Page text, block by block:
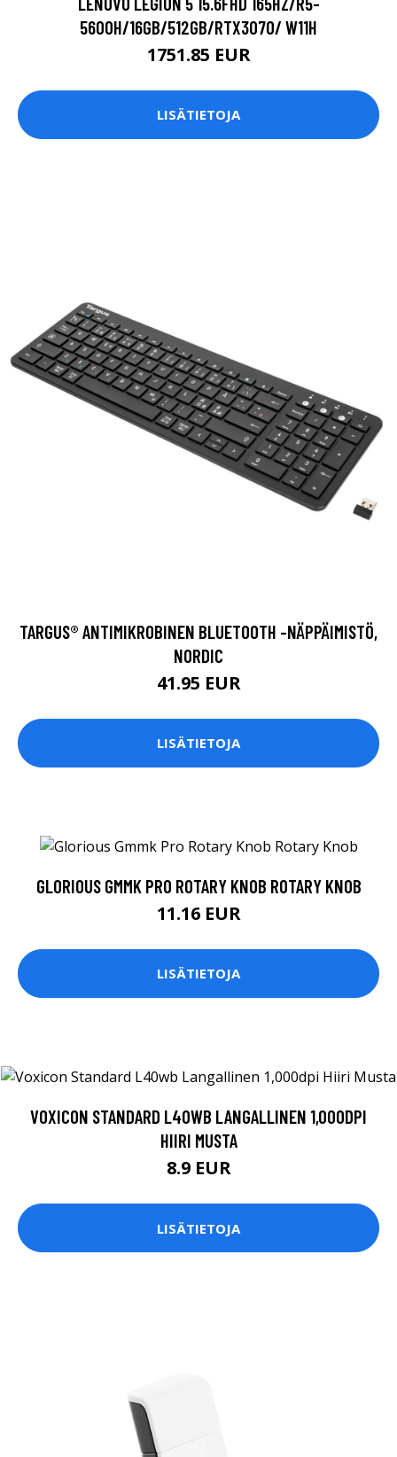
5600H/16GB/512GB/RTX3070/ W11H
1751.85 EUR
LISÄTIETOJA
TARGUS® ANTIMIKROBINEN BLUETOOTH -NÄPPÄIMISTÖ,
NORDIC
41.95 EUR
LISÄTIETOJA
GLORIOUS GMMK PRO ROTARY KNOB ROTARY KNOB
11.16 EUR
LISÄTIETOJA
VOXICON STANDARD L40WB LANGALLINEN 1,000DPI
HIIRI MUSTA
8.9 EUR
LISÄTIETOJA